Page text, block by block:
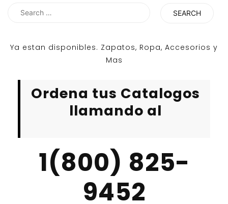
Search
Ya estan disponibles. Zapatos, Ropa, Accesorios y
Mas
Ordena tus Catalogos
llamando al
1(800) 825-
9452